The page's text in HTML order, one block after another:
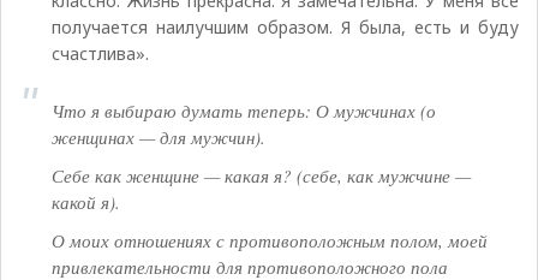
получается наилучшим образом. Я была, есть и буду
счастлива».
Что я выбираю думать теперь: О мужчинах (о
женщинах — для мужчин).
Себе как женщине — какая я? (себе, как мужчине —
какой я).
О моих отношениях с противоположным полом, моей
привлекательности для противоположного пола